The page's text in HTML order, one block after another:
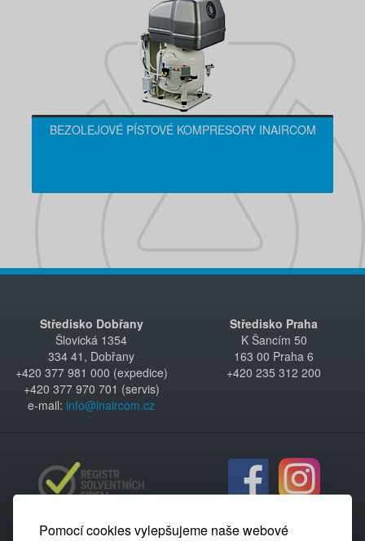
Pomocí cookies vylepšujeme naše webové
BEZOLEJOVÉ PÍSTOVÉ KOMPRESORY INAIRCOM
Středisko Dobřany
Šlovická 1354
334 41, Dobřany
+420 377 981 000 (expedice)
+420 377 970 701 (servis)
e-mail: info@inaircom.cz
Středisko Praha
K Šancím 50
163 00 Praha 6
+420 235 312 200